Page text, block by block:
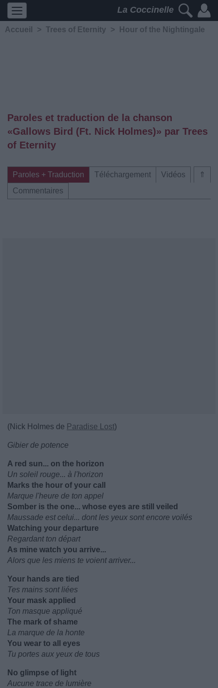
La Coccinelle
Accueil > Trees of Eternity > Hour of the Nightingale
Paroles et traduction de la chanson
«Gallows Bird (Ft. Nick Holmes)» par Trees
of Eternity
⇑
Paroles + Traduction Téléchargement
Vidéos
Commentaires
(Nick Holmes de Paradise Lost)
Gibier de potence
A red sun... on the horizon
Un soleil rouge... à l'horizon
Marks the hour of your call
Marque l'heure de ton appel
Somber is the one... whose eyes are still veiled
Maussade est celui... dont les yeux sont encore voilés
Watching your departure
Regardant ton départ
As mine watch you arrive...
Alors que les miens te voient arriver...
Your hands are tied
Tes mains sont liées
Your mask applied
Ton masque appliqué
The mark of shame
La marque de la honte
You wear to all eyes
Tu portes aux yeux de tous
No glimpse of light
Aucune trace de lumière